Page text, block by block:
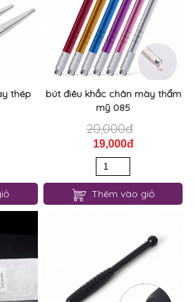
thép
bút điêu khắc chân mày thẩm
mỹ 085
20,000đ
19,000đ
Thêm vào giỏ